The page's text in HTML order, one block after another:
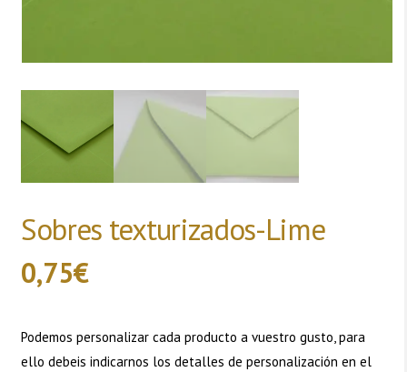
Sobres texturizados-Lime
0,75€
Podemos personalizar cada producto a vuestro gusto, para
ello debeis indicarnos los detalles de personalización en el